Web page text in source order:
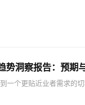
势洞察报告：预期
一个更贴近业者需求的切